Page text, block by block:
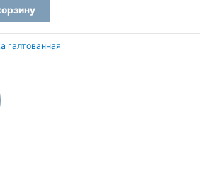
галтованная